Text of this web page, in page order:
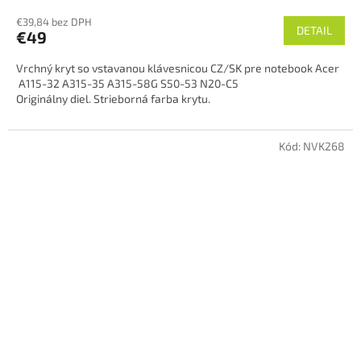
€39,84 bez DPH
€49 DETAIL
Vrchný kryt so vstavanou klávesnicou CZ/SK pre notebook Acer
A115-32 A315-35 A315-58G S50-53 N20-C5
Originálny diel. Strieborná farba krytu.
Kód: NVK268